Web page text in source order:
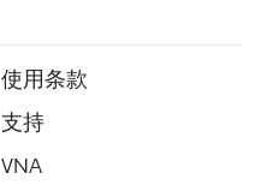
使用条款
支持
VNA